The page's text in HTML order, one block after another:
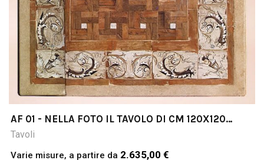
AF 01 - NELLA FOTO IL TAVOLO DI CM 120X120
COTTO & PIETRA
Tavoli
Varie misure, a partire da 2.635,00 €